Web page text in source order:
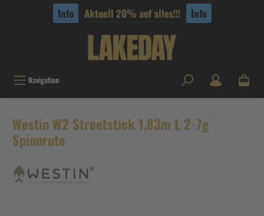
Info Aktuell 20% auf alles!!! Info
Navigation
Westin W2 Streetstick 1,83m L 2-7g
Spinnrute